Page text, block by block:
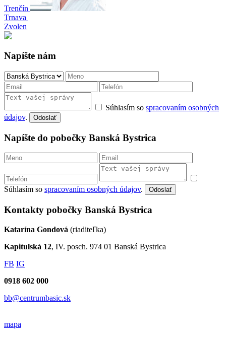
Trenčín
Trnava
Zvolen
Napíšte nám
Súhlasím so spracovaním osobných
údajov. Odoslať
Napíšte do pobočky Banská Bystrica
Súhlasím so spracovaním osobných údajov. Odoslať
Kontakty pobočky Banská Bystrica
Katarína Gondová (riaditeľka)
Kapitulská 12, IV. posch. 974 01 Banská Bystrica
FB IG
0918 602 000
bb@centrumbasic.sk
mapa